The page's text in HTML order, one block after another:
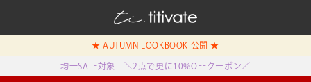
★ AUTUMN LOOKBOOK 公開 ★
均一SALE対象 ＼2点で更に10%OFFクーポン／